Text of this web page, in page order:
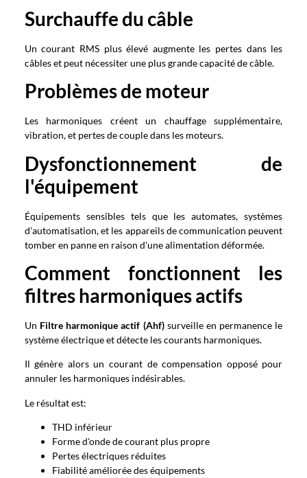
Surchauffe du câble
Un courant RMS plus élevé augmente les pertes dans les
câbles et peut nécessiter une plus grande capacité de câble.
Problèmes de moteur
Les harmoniques créent un chauffage supplémentaire,
vibration, et pertes de couple dans les moteurs.
Dysfonctionnement de
l'équipement
Équipements sensibles tels que les automates, systèmes
d'automatisation, et les appareils de communication peuvent
tomber en panne en raison d'une alimentation déformée.
Comment fonctionnent les
filtres harmoniques actifs
Un Filtre harmonique actif (Ahf)surveille en permanence le
système électrique et détecte les courants harmoniques.
Il génère alors un courant de compensation opposé pour
annuler les harmoniques indésirables.
Le résultat est:
THD inférieur
Forme d'onde de courant plus propre
Pertes électriques réduites
Fiabilité améliorée des équipements